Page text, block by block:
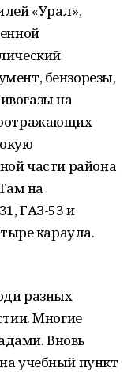
«Урал»,
бензорезы,
на
части района
на
ГАЗ-53 и
караула.
разных
Многие
Вновь
учебный пункт